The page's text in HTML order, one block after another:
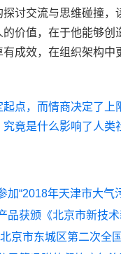
探讨交流与思维碰撞，
价值，在于他能够创
成效，在组织架构中
起点，而情商决定了上
究竟是什么影响了人类
京市东城区第二次全